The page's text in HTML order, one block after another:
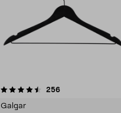
256recensioner
Galgar
4.0av 5 stjärnor